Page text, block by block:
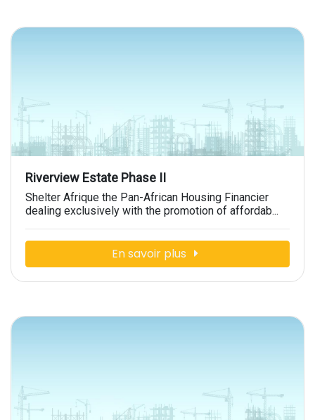
Riverview Estate Phase II
Shelter Afrique the Pan-African Housing Financier
dealing exclusively with the promotion of affordab...
En savoir plus